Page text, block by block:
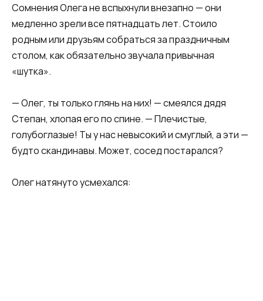
Сомнения Олега не вспыхнули внезапно — они
медленно зрели все пятнадцать лет. Стоило
родным или друзьям собраться за праздничным
столом, как обязательно звучала привычная
«шутка».
— Олег, ты только глянь на них! — смеялся дядя
Степан, хлопая его по спине. — Плечистые,
голубоглазые! Ты у нас невысокий и смуглый, а эти —
будто скандинавы. Может, сосед постарался?
Олег натянуто усмехался: